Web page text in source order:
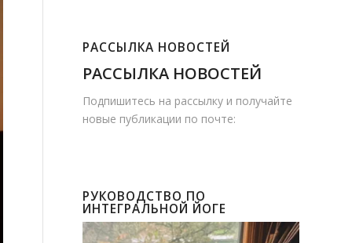
РАССЫЛКА НОВОСТЕЙ
РАССЫЛКА НОВОСТЕЙ
Подпишитесь на рассылку и получайте
новые публикации по почте:
РУКОВОДСТВО ПО
ИНТЕГРАЛЬНОЙ ЙОГЕ